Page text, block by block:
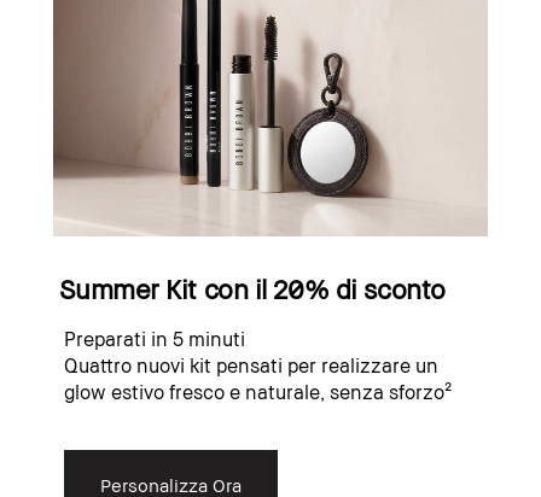
Summer Kit con il 20% di sconto
Preparati in 5 minuti
Quattro nuovi kit pensati per realizzare un
glow estivo fresco e naturale, senza sforzo²
Personalizza Ora